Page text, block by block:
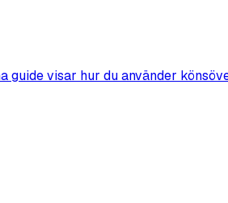
visar hur du använder